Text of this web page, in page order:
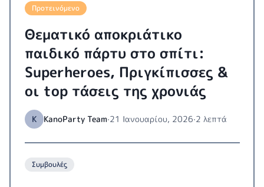
Προτεινόμενο
Θεματικό αποκριάτικο
παιδικό πάρτυ στο σπίτι:
Superheroes, Πριγκίπισσες &
οι top τάσεις της χρονιάς
K KanoParty Team·21 Ιανουαρίου, 2026·2 λεπτά
Συμβουλές